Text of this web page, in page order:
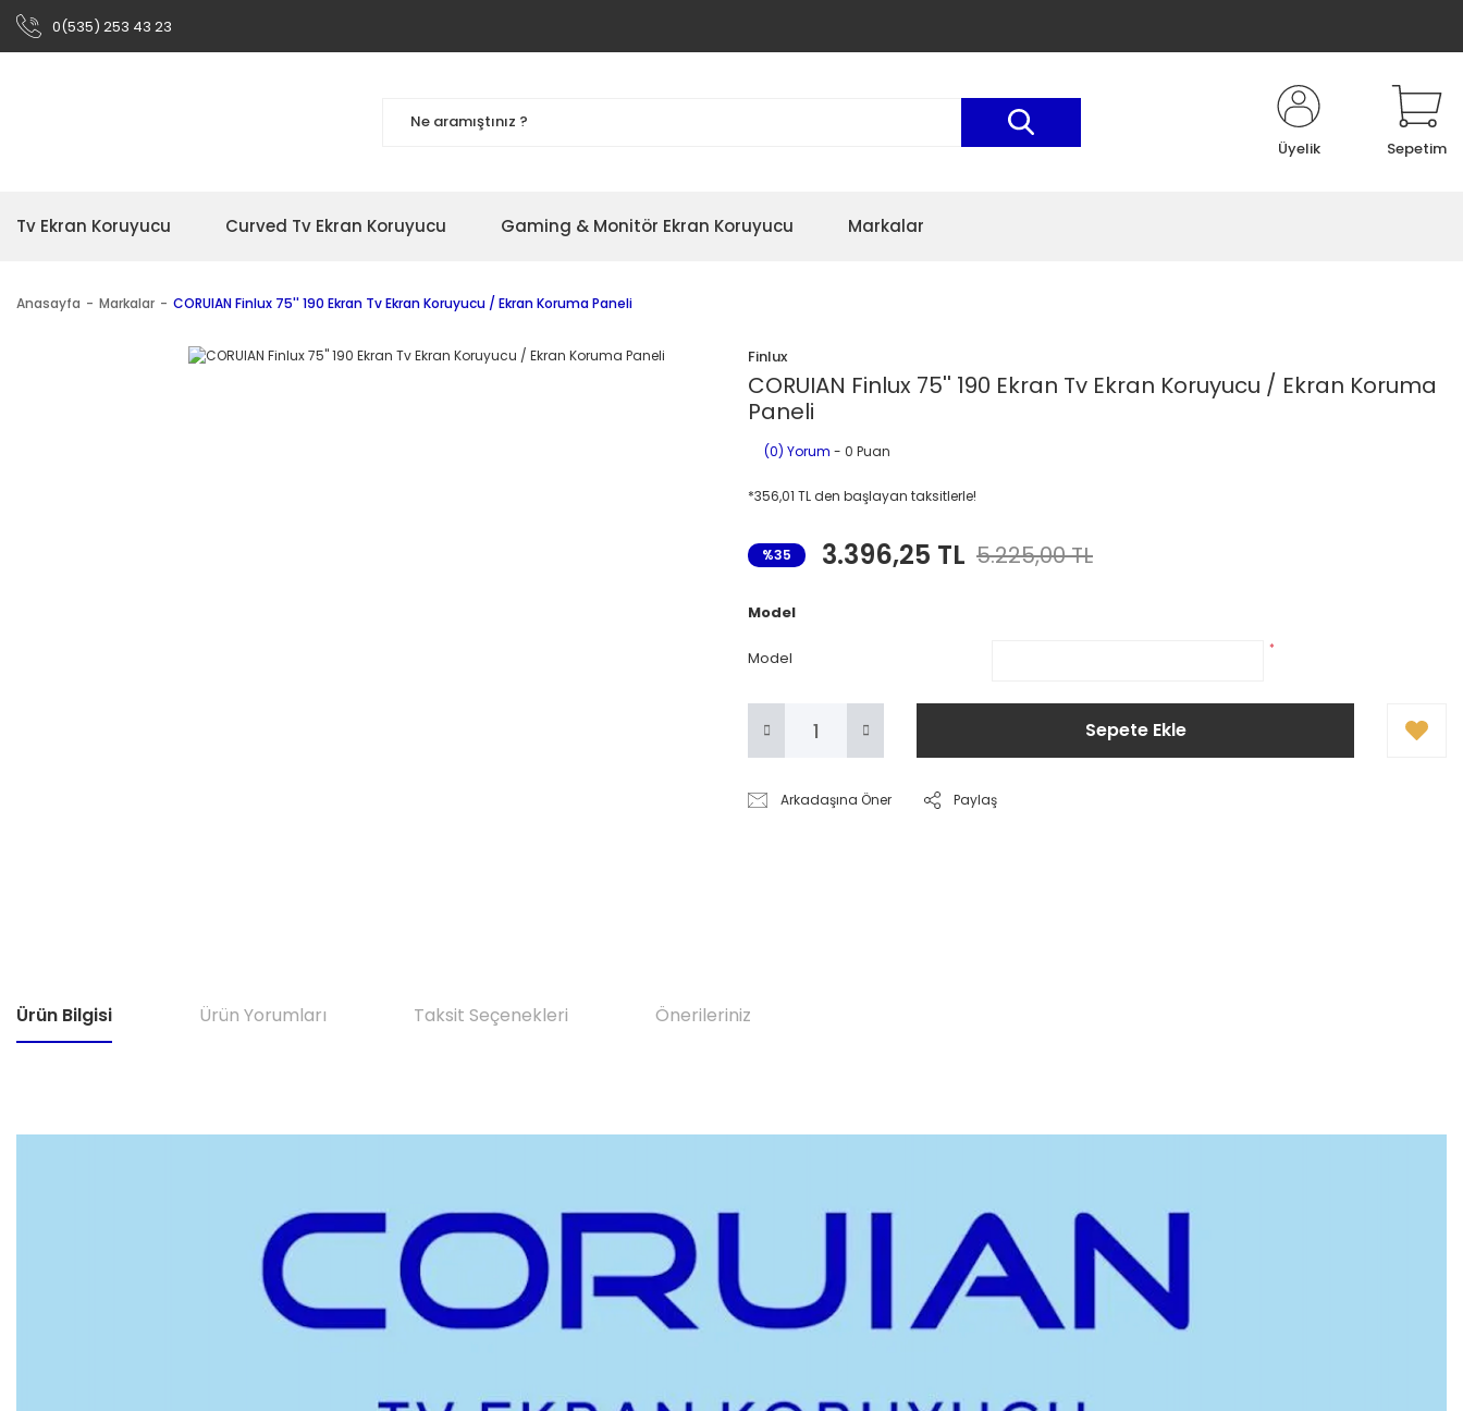
0(535) 253 43 23
Üyelik Sepetim
Tv Ekran Koruyucu Curved Tv Ekran Koruyucu Gaming & Monitör Ekran Koruyucu Markalar
Anasayfa Markalar CORUIAN Finlux 75'' 190 Ekran Tv Ekran Koruyucu / Ekran Koruma Paneli
Finlux
CORUIAN Finlux 75'' 190 Ekran Tv Ekran Koruyucu / Ekran Koruma
Paneli
(0) Yorum - 0 Puan
*356,01 TL den başlayan taksitlerle!
%35 3.396,25 TL 5.225,00 TL
Model
Model *
Sepete Ekle
Arkadaşına Öner Paylaş
Ürün Bilgisi Ürün Yorumları Taksit Seçenekleri Önerileriniz